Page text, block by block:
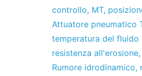
controllo, MT,
Attuatore pneumatico
temperatura del fluido
resistenza all'erosione,
Rumore idrodinamico,